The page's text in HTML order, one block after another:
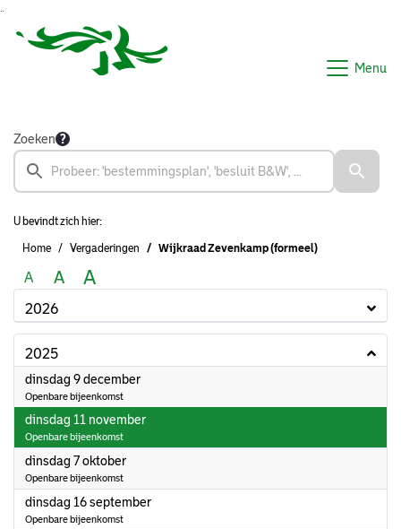
Menu
Zoeken
U bevindt zich hier:
Home Vergaderingen Wijkraad Zevenkamp (formeel)
A A A
2026
2025
dinsdag 9 december2025
Openbare bijeenkomst
dinsdag 11 november2025
Openbare bijeenkomst
dinsdag 7 oktober2025
Openbare bijeenkomst
dinsdag 16 september2025
Openbare bijeenkomst